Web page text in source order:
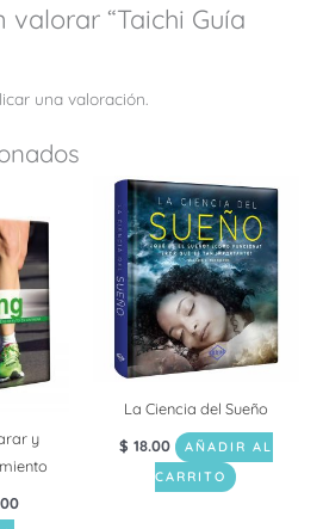
valorar “Taichi Guía
una valoración.
y
actual
es:
$ 10.00.
La Ciencia del Sueño
$ 18.00
AÑADIR AL
CARRITO